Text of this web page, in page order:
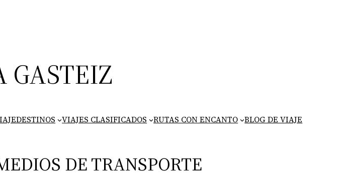
DESTINOS VIAJES CLASIFICADOS RUTAS CON ENCANTO
BLOG DE VIAJE
DE TRANSPORTE